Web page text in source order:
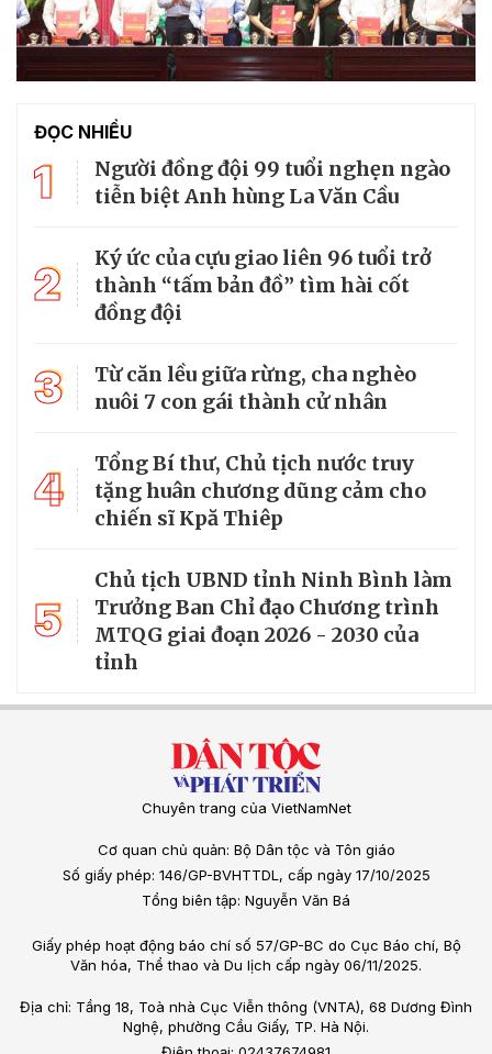
ĐỌC NHIỀU
1
Người đồng đội 99 tuổi nghẹn ngào
tiễn biệt Anh hùng La Văn Cầu
2
Ký ức của cựu giao liên 96 tuổi trở
thành “tấm bản đồ” tìm hài cốt
đồng đội
3
Từ căn lều giữa rừng, cha nghèo
nuôi 7 con gái thành cử nhân
4
Tổng Bí thư, Chủ tịch nước truy
tặng huân chương dũng cảm cho
chiến sĩ Kpă Thiêp
5
Chủ tịch UBND tỉnh Ninh Bình làm
Trưởng Ban Chỉ đạo Chương trình
MTQG giai đoạn 2026 - 2030 của
tỉnh
Chuyên trang của VietNamNet
Cơ quan chủ quản: Bộ Dân tộc và Tôn giáo
Số giấy phép: 146/GP-BVHTTDL, cấp ngày 17/10/2025
Tổng biên tập: Nguyễn Văn Bá
Giấy phép hoạt động báo chí số 57/GP-BC do Cục Báo chí, Bộ
Văn hóa, Thể thao và Du lịch cấp ngày 06/11/2025.
Địa chỉ: Tầng 18, Toà nhà Cục Viễn thông (VNTA), 68 Dương Đình
Nghệ, phường Cầu Giấy, TP. Hà Nội.